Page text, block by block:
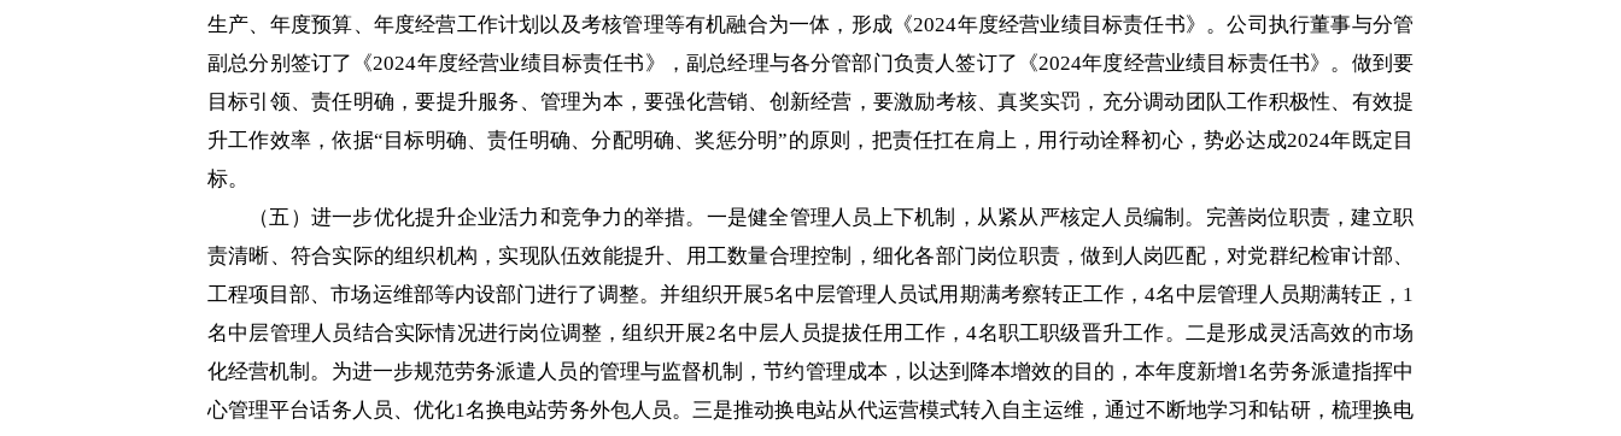
生产、年度预算、年度经营工作计划以及考核管理等有机融合为一体，形成《2024年度经营业绩目标责任书》。公司执行董事与分管
副总分别签订了《2024年度经营业绩目标责任书》，副总经理与各分管部门负责人签订了《2024年度经营业绩目标责任书》。做到要
目标引领、责任明确，要提升服务、管理为本，要强化营销、创新经营，要激励考核、真奖实罚，充分调动团队工作积极性、有效提
升工作效率，依据“目标明确、责任明确、分配明确、奖惩分明”的原则，把责任扛在肩上，用行动诠释初心，势必达成2024年既定目
标。
（五）进一步优化提升企业活力和竞争力的举措。一是健全管理人员上下机制，从紧从严核定人员编制。完善岗位职责，建立职
责清晰、符合实际的组织机构，实现队伍效能提升、用工数量合理控制，细化各部门岗位职责，做到人岗匹配，对党群纪检审计部、
工程项目部、市场运维部等内设部门进行了调整。并组织开展5名中层管理人员试用期满考察转正工作，4名中层管理人员期满转正，1
名中层管理人员结合实际情况进行岗位调整，组织开展2名中层人员提拔任用工作，4名职工职级晋升工作。二是形成灵活高效的市场
化经营机制。为进一步规范劳务派遣人员的管理与监督机制，节约管理成本，以达到降本增效的目的，本年度新增1名劳务派遣指挥中
心管理平台话务人员、优化1名换电站劳务外包人员。三是推动换电站从代运营模式转入自主运维，通过不断地学习和钻研，梳理换电